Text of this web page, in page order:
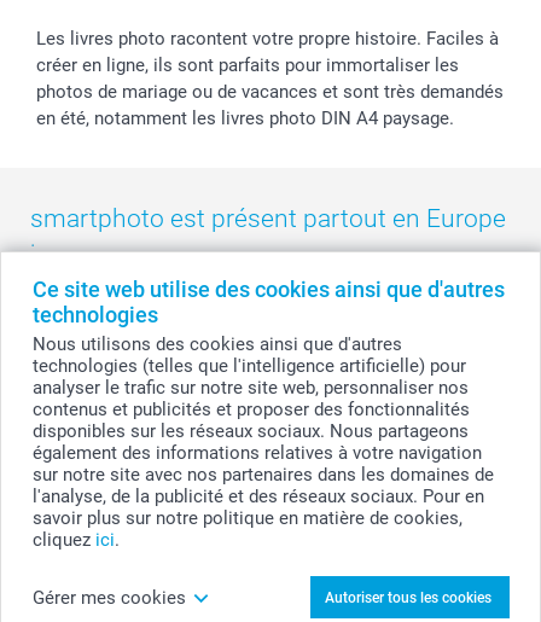
Ce site web utilise des cookies ainsi que d'autres
technologies
Nous utilisons des cookies ainsi que d'autres
technologies (telles que l'intelligence artificielle) pour
analyser le trafic sur notre site web, personnaliser nos
contenus et publicités et proposer des fonctionnalités
disponibles sur les réseaux sociaux. Nous partageons
également des informations relatives à votre navigation
sur notre site avec nos partenaires dans les domaines de
l'analyse, de la publicité et des réseaux sociaux. Pour en
savoir plus sur notre politique en matière de cookies,
cliquez ici.
Gérer mes cookies Autoriser tous les cookies
Les livres photo racontent votre propre histoire. Faciles à
créer en ligne, ils sont parfaits pour immortaliser les
photos de mariage ou de vacances et sont très demandés
en été, notamment les livres photo DIN A4 paysage.
smartphoto est présent partout en Europe
:
België - Belgique - Danmark - Deutschland - France - Ireland
- Nederland - Norge
Switzerland - Suomi - Sverige - United Kingdom
Other Countries
Tous les prix sont en francs suisses (CHF), TVA incluse et hors frais de port.